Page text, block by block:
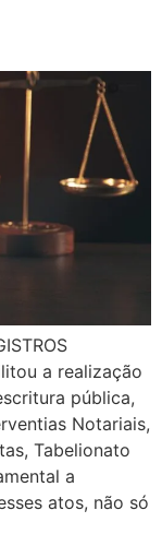
a realização
pública,
Notariais,
Tabelionato
a
atos, não só